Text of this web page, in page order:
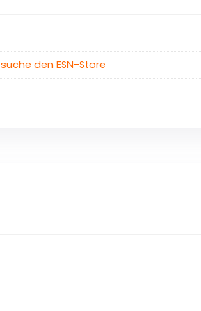
den ESN-Store